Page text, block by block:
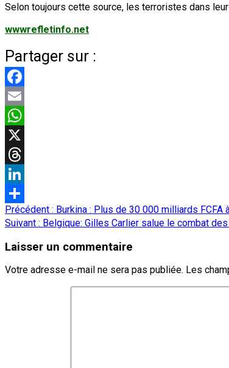
Selon toujours cette source, les terroristes dans
wwwrefletinfo.net
Partager sur :
Facebook
Email
WhatsApp
X
Threads
LinkedIn
Partager
Navigation
d’article
Précédent : Burkina : Plus de 30 000 milliards
Suivant : Belgique: Gilles Carlier salue le combat
Laisser un commentaire
Votre adresse e-mail ne sera pas publiée. Les